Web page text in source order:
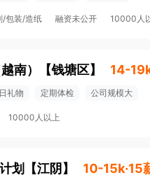
/包装/造纸 融资未公开 10000人
南） 【钱塘区】 14-
礼物 定期体检 公司规模大
10000人以上
划 【江阴 】 10-15k·15